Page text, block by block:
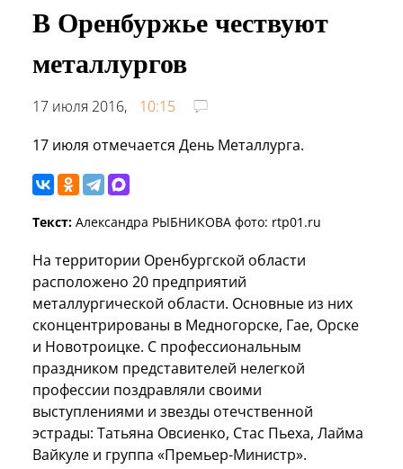
В Оренбуржье чествуют
металлургов
17 июля 2016,
10:15
17 июля отмечается День Металлурга.
Текст: Александра РЫБНИКОВА фото: rtp01.ru
На территории Оренбургской области
расположено 20 предприятий
металлургической области. Основные из них
сконцентрированы в Медногорске, Гае, Орске
и Новотроицке. С профессиональным
праздником представителей нелегкой
профессии поздравляли своими
выступлениями и звезды отечственной
эстрады: Татьяна Овсиенко, Стас Пьеха, Лайма
Вайкуле и группа «Премьер-Министр».